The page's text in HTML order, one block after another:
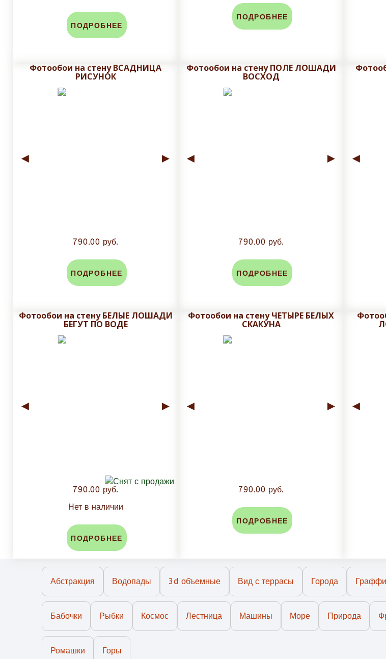
ПОДРОБНЕЕ
ПОДРОБНЕЕ
Фотообои на стену ВСАДНИЦА
РИСУНОК
◄ ►
790.00 руб.
ПОДРОБНЕЕ
Фотообои на стену ПОЛЕ ЛОШАДИ
ВОСХОД
◄ ►
790.00 руб.
ПОДРОБНЕЕ
◄
Фотообои на стену БЕЛЫЕ ЛОШАДИ
БЕГУТ ПО ВОДЕ
◄ ►
790.00 руб.
Нет в наличии
ПОДРОБНЕЕ
Фотообои на стену ЧЕТЫРЕ БЕЛЫХ
СКАКУНА
◄ ►
790.00 руб.
ПОДРОБНЕЕ
◄
Абстракция Водопады 3d объемные Вид с террасы Города
Бабочки Рыбки Космос Лестница Машины Море Природа
Ромашки Горы